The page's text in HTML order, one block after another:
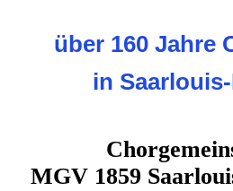
über 160 Jahre
in
MGV 1859